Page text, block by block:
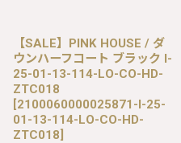
【SALE】PINK HOUSE / ダ
ウンハーフコート ブラック I-
25-01-13-114-LO-CO-HD-
ZTC018
[2100060000025871-I-25-
01-13-114-LO-CO-HD-
ZTC018]